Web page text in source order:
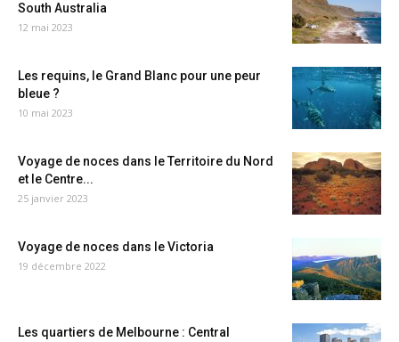
South Australia
12 mai 2023
Les requins, le Grand Blanc pour une peur
bleue ?
10 mai 2023
Voyage de noces dans le Territoire du Nord
et le Centre...
25 janvier 2023
Voyage de noces dans le Victoria
19 décembre 2022
Les quartiers de Melbourne : Central